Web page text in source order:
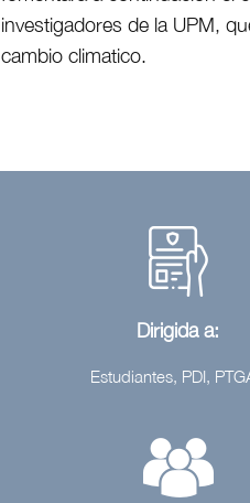
investigadores de la UPM,
cambio climatico.
Dirigida a:
Estudiantes, PDI,